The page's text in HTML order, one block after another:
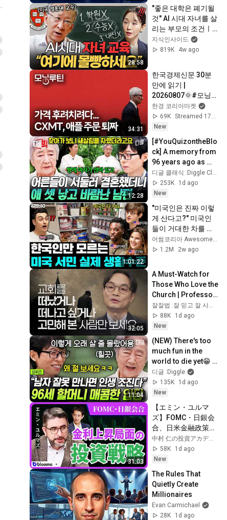
28:58
"좋은 대학은 폐기될
것" AI 시대 자녀를 살
리는 부모의 조건ㅣ
지식인 클래스 EP.08
(조벽 교수)
지식인사이드
819K
4w ago
34:31
한국경제신문 30분
만에 읽기 |
20260807🌞#모닝루
틴 | 애플 쥐어짜기,
CXMT엔 안통했다 |
삼전닉스, 일본증시
쥐락펴락 | 염소고기
가격 대폭락 | 인도 에
탄올 혼용차
한경 코리아마켓
69K
New
12:28
[#YouQuizontheBlo
ck] A memory from
96 years ago as
vivid as yesterday
😥 The reason why
she changed...
253K
1d ago
New
1:01:22
"미국인은 진짜 이렇
게 산다고?" 미국인
들이 거대한 차를 탈
수밖에 없는 이유(미
국 집, 차, 냉장고) | 국
집 모아보기
1.2M
2w ago
32:05
A Must-Watch for
Those Who Love the
Church | Professor
Kim Hak-chul | Jal-
Jal-Beop Ep. 281
잘잘법 :잘 믿고 잘 사는 법
88K
1d ago
New
11:04
(NEW) There's too
much fun in the
world to die yet😁 A
literary grandma
with a sharp wit that
stol...
디글 :Diggle
135K
1d ago
New
31:03
【エミン・ユルマ
ズ】FOMC・日銀会
合、日米金融政策の
行方は?ドル円170円
の条件と金利上昇局
面の投資戦略
中村 仁の投資アカデミー / ブルーモ証券
58K
1d ago
New
The Rules That
Quietly Create
Millionaires
Evan Carmichael
28K
1d ago